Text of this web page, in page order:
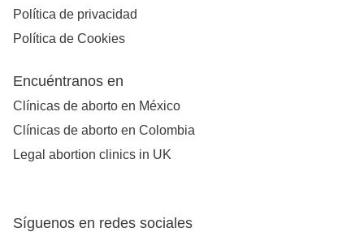
Política de privacidad
Política de Cookies
Encuéntranos en
Clínicas de aborto en México
Clínicas de aborto en Colombia
Legal abortion clinics in UK
Síguenos en redes sociales